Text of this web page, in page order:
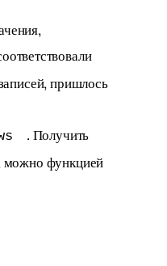
пришлось
. Получить
можно функцией